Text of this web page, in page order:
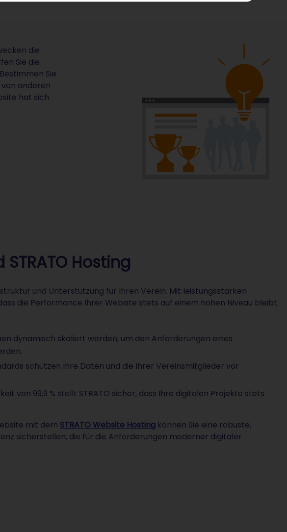
die
Sie die
Sie
anderen
hat sich
Hosting
und Unterstützung für Ihren Verein. Mit leistungsstarken
die Performance Ihrer Website stets auf einem hohen Niveau bleibt.
dynamisch skaliert werden, um den Anforderungen eines
schützen Ihre Daten und die Ihrer Vereinsmitglieder vor
von 99,9 % stellt STRATO sicher, dass Ihre digitalen Projekte stets
mit dem STRATO Website Hosting können Sie eine robuste,
sicherstellen, die für die Anforderungen moderner digitaler